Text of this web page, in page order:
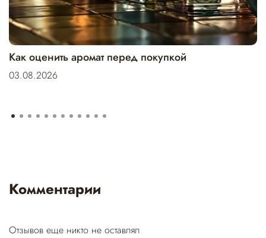
Как оценить аромат перед покупкой
03.08.2026
Комментарии
Отзывов еще никто не оставлял